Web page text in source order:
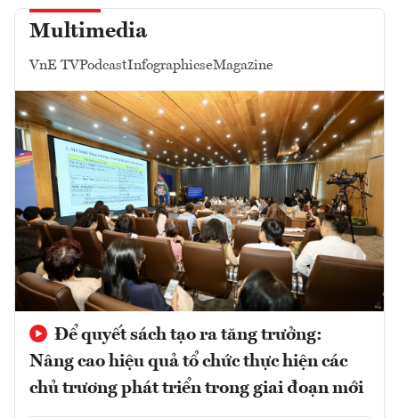
Multimedia
VnE TVPodcastInfographicseMagazine
Để quyết sách tạo ra tăng trưởng:
Nâng cao hiệu quả tổ chức thực hiện các
chủ trương phát triển trong giai đoạn mới